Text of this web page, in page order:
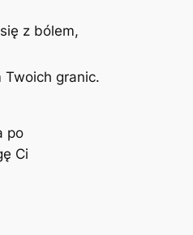
z bólem,
Twoich granic.
po
Ci